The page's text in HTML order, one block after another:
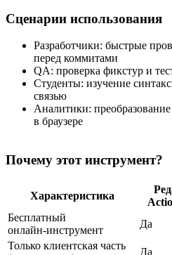
Сценарии использования
Разработчики: быстрые
перед коммитами
QA: проверка фикстур и
Студенты: изучение
связью
Аналитики:
в браузере
Почему этот инструмент?
Характеристика
Бесплатный
онлайн‑инструмент
Да
Только клиентская часть
Да